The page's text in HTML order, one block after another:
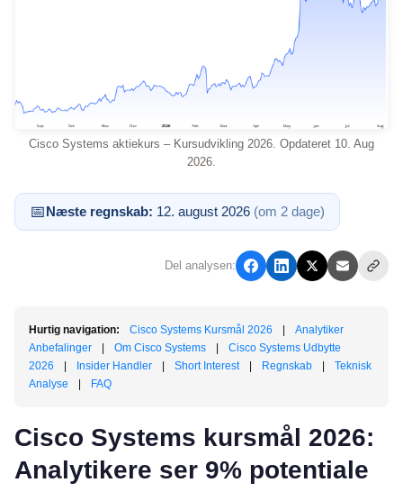
Cisco Systems aktiekurs – Kursudvikling 2026. Opdateret 10. Aug
2026.
📅Næste regnskab: 12. august 2026 (om 2 dage)
Del analysen:
Hurtig navigation: Cisco Systems Kursmål 2026
Analytiker
Anbefalinger
Om Cisco Systems
Cisco Systems Udbytte
2026
Insider Handler Short Interest Regnskab
Teknisk
Analyse
FAQ
Cisco Systems kursmål 2026:
Analytikere ser 9% potentiale